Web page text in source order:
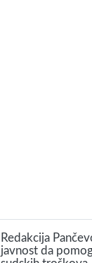
Redakcija
javnost da